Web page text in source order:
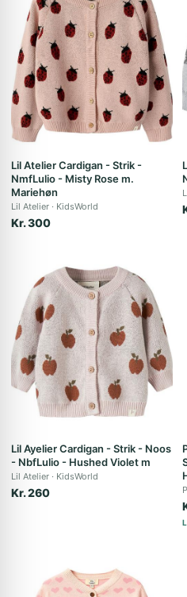
Lil Atelier Cardigan - Strik -
NmfLulio - Misty Rose m.
Mariehøn
Lil Atelier KidsWorld
Kr. 300
Lil Ayelier Cardigan - Strik - Noos
- NbfLulio - Hushed Violet m
Lil Atelier KidsWorld
Kr. 260